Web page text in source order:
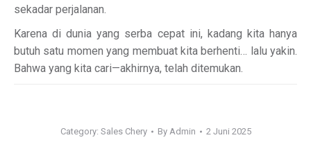
sekadar perjalanan.
Karena di dunia yang serba cepat ini, kadang kita hanya
butuh satu momen yang membuat kita berhenti… lalu yakin.
Bahwa yang kita cari—akhirnya, telah ditemukan.
Category: Sales Chery By Admin 2 Juni 2025